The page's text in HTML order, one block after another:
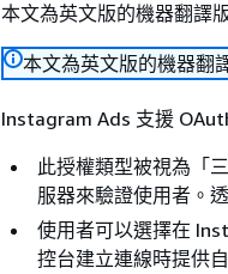
本文為英文版的機器翻譯
本文為英文版的機器翻
Instagram Ads 支援
此授權類型被視為「
服器來驗證使用者。
使用者可以選擇在
控台建立連線時提供